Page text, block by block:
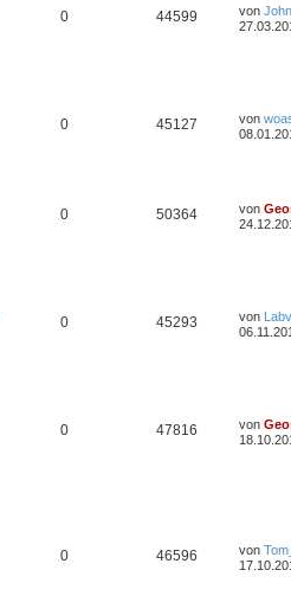
0 44599 von
0 45127 von
0 50364 von
0 45293 von
0 47816 von
0 46596 von